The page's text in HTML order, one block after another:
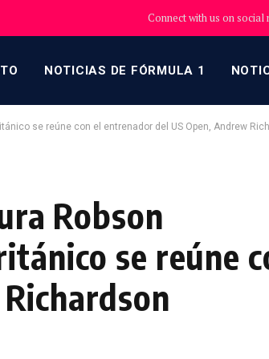
Connect with us on social
NOTICIAS DE FÓRMULA 1
se reúne con el entrenador del US Open, Andrew
Robson
se reúne